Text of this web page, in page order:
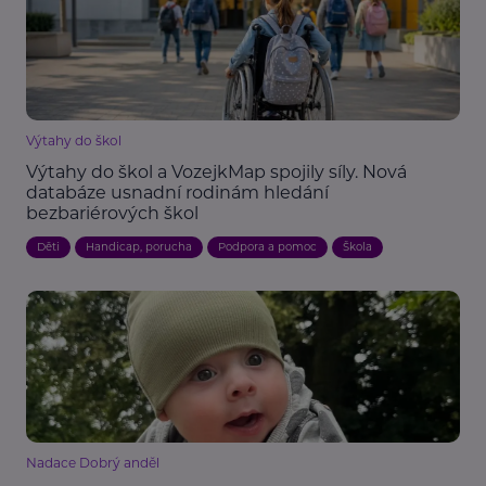
Výtahy do škol
Výtahy do škol a VozejkMap spojily síly. Nová
databáze usnadní rodinám hledání
bezbariérových škol
Děti Handicap, porucha Podpora a pomoc Škola
Nadace Dobrý anděl